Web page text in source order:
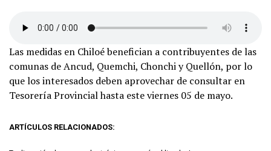
Las medidas en Chiloé benefician a contribuyentes de las
comunas de Ancud, Quemchi, Chonchi y Quellón, por lo
que los interesados deben aprovechar de consultar en
Tesorería Provincial hasta este viernes 05 de mayo.
ARTÍCULOS RELACIONADOS: